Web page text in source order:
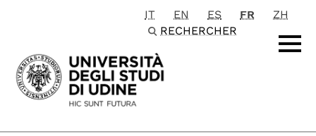
Passa al contenuto principale
IT EN ES FR
ZH
RECHERCHER